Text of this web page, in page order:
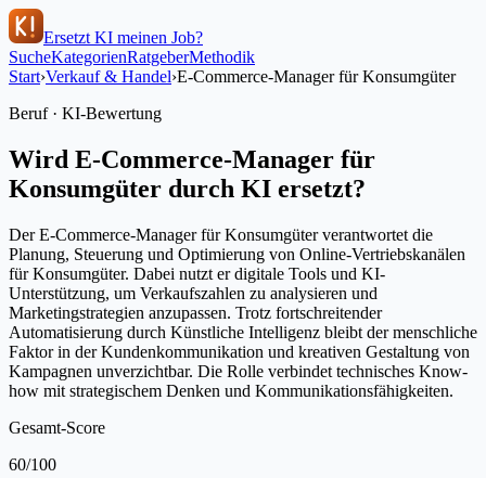
Ersetzt KI meinen Job?
SucheKategorienRatgeberMethodik
Start›Verkauf & Handel›E-Commerce-Manager für Konsumgüter
Beruf · KI-Bewertung
Wird E-Commerce-Manager für
Konsumgüter durch KI ersetzt?
Der E-Commerce-Manager für Konsumgüter verantwortet die
Planung, Steuerung und Optimierung von Online-Vertriebskanälen
für Konsumgüter. Dabei nutzt er digitale Tools und KI-
Unterstützung, um Verkaufszahlen zu analysieren und
Marketingstrategien anzupassen. Trotz fortschreitender
Automatisierung durch Künstliche Intelligenz bleibt der menschliche
Faktor in der Kundenkommunikation und kreativen Gestaltung von
Kampagnen unverzichtbar. Die Rolle verbindet technisches Know-
how mit strategischem Denken und Kommunikationsfähigkeiten.
Gesamt-Score
60/100